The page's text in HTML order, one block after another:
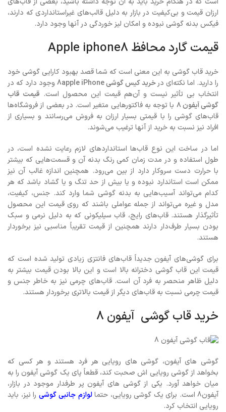
ارزان قیمت و بی‌کیفیت در بازار به دلیل قالب‌های غیراستانداردی که دارند،
فیکس بدنه گوشی نبوده و امکان لیز خوردگی در آنها وجود دارد.
قیمت گارد محافظ Apple iphone8
خرید قاب گوشی به این معنی است که شما قصد بهبود کارایی گوشی خود
را دارید. اما نکته‌ای درخرید کیس گوشی 8apple iPhone
وجود دارد که در
انتخاب بی تأثیر نیست و آن‌هم قیمت این محصول است. قیمت قاب
گوشی آیفون ۸
با توجه به فاکتورهایی متغیر است. در بعضی از فروشگاه‌ها
قاب‌های گوشی را با قیمتی بسیار ارزان به فروش می‌رسانند و بسیاری از
افراد نیز نسبت به خرید از آنها ترغیب می‌شوند.
اما در ساخت این نوع قاب‌ها استانداردهای لازم رعایت نشده است، در
طول استفاده و در مدت زمان کمی رنگ بدنه آن و قسمت‌هایی که بیشتر
با حرارت دست سروکار دارد از بین می‌رود. همچنین اندازه غالب آن نیز
ممکن است استاندارد نبوده و یا بیش از حد تنگ و یا گشاد باشد که هر
کدام می‌تواند آسیب‌هایی به بدنه گوشی شما وارد کند. جنس، کیفیت،
مدل و غیره می‌تواند از جمله عواملی باشند که روی قیمت این محصول
تأثیرگذار هستند. قاب‌های رایج، قاب سیلیکونی که به دلیل نرمی و سبک
بودن بسیار طرف‌دار دارند همچنین از قیمت تقریباً مناسبی نیز برخوردار
هستند.
برای گوشی‌های آیفون جدیداً قاب‌های فانتزی زیادی تولید شده است که
قیمت این قاب گوشی دخترانه بالا است و این بالا بودن قیمت بیشتر به
دلیل ظاهر منحصر به فرد آن است. قاب‌های چرمی نیز به خاطر جنس و
قیمت چرمی نسبت به قاب‌های دیگر از قیمت بالاتری برخوردار هستند.
خرید قاب گوشی آیفون 8
گوشی های آیفون، گوشی های رویایی هر فرد هستند و هر کسی که
بخواهد از گوشی رویایی اش صحبت کند، قطعاً پای یک گوشی آیفون را به
میان خواهد آورد. یکی از گوشی های آیفون پر طرفدار موجود در بازار،
آیفون8 است. برای یک گوشی رویایی، حتما
لوازم جانبی گوشی را نیز، باید
رویایی انتخاب کرد.